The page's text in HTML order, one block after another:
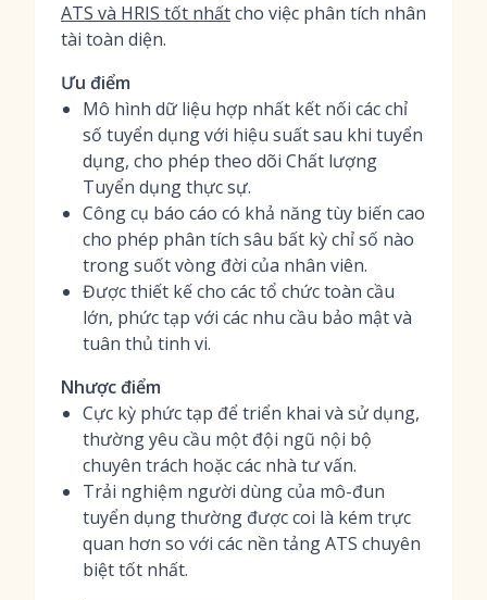
ATS và HRIS tốt nhấtcho việc phân tích nhân
tài toàn diện.
Ưu điểm
Mô hình dữ liệu hợp nhất kết nối các chỉ
số tuyển dụng với hiệu suất sau khi tuyển
dụng, cho phép theo dõi Chất lượng
Tuyển dụng thực sự.
Công cụ báo cáo có khả năng tùy biến cao
cho phép phân tích sâu bất kỳ chỉ số nào
trong suốt vòng đời của nhân viên.
Được thiết kế cho các tổ chức toàn cầu
lớn, phức tạp với các nhu cầu bảo mật và
tuân thủ tinh vi.
Nhược điểm
Cực kỳ phức tạp để triển khai và sử dụng,
thường yêu cầu một đội ngũ nội bộ
chuyên trách hoặc các nhà tư vấn.
Trải nghiệm người dùng của mô-đun
tuyển dụng thường được coi là kém trực
quan hơn so với các nền tảng ATS chuyên
biệt tốt nhất.